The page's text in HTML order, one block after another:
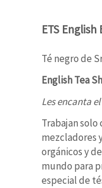
ETS
Té negro de
English Tea
Les encanta
Trabajan
mezcladores
orgánicos y
mundo para
especial de